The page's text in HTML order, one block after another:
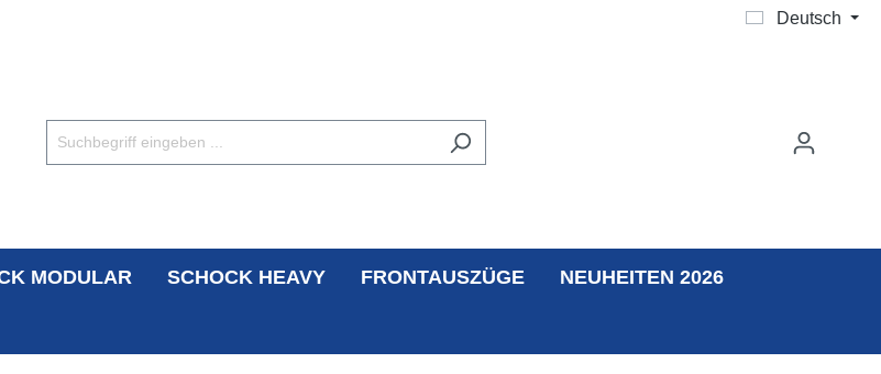
Deutsch
MODULAR SCHOCK HEAVY FRONTAUSZÜGE NEUHEITEN 2026